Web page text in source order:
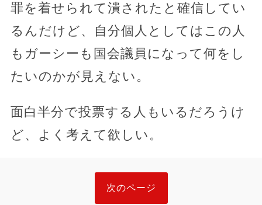
罪を着せられて潰されたと確信してい
るんだけど、自分個人としてはこの人
もガーシーも国会議員になって何をし
たいのかが見えない。
面白半分で投票する人もいるだろうけ
ど、よく考えて欲しい。
次のページ